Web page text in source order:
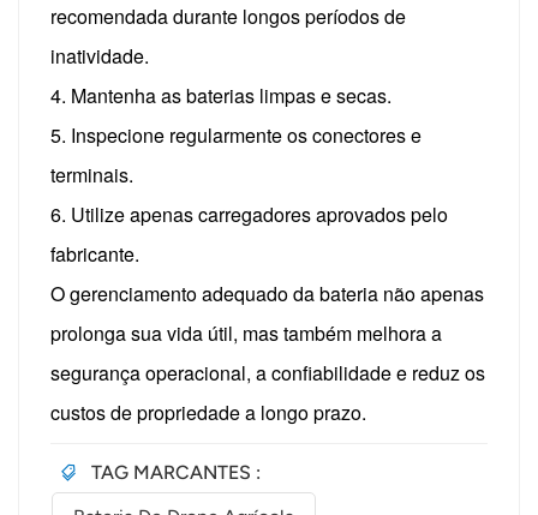
recomendada durante longos períodos de
inatividade.
4. Mantenha as baterias limpas e secas.
5. Inspecione regularmente os conectores e
terminais.
6. Utilize apenas carregadores aprovados pelo
fabricante.
O gerenciamento adequado da bateria não apenas
prolonga sua vida útil, mas também melhora a
segurança operacional, a confiabilidade e reduz os
custos de propriedade a longo prazo.
TAG MARCANTES :